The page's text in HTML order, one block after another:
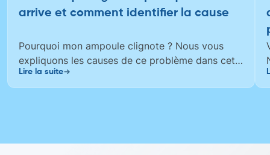
arrive et comment identifier la cause
Pourquoi mon ampoule clignote ? Nous vous
expliquons les causes de ce problème dans cet
article.
Lire la suite